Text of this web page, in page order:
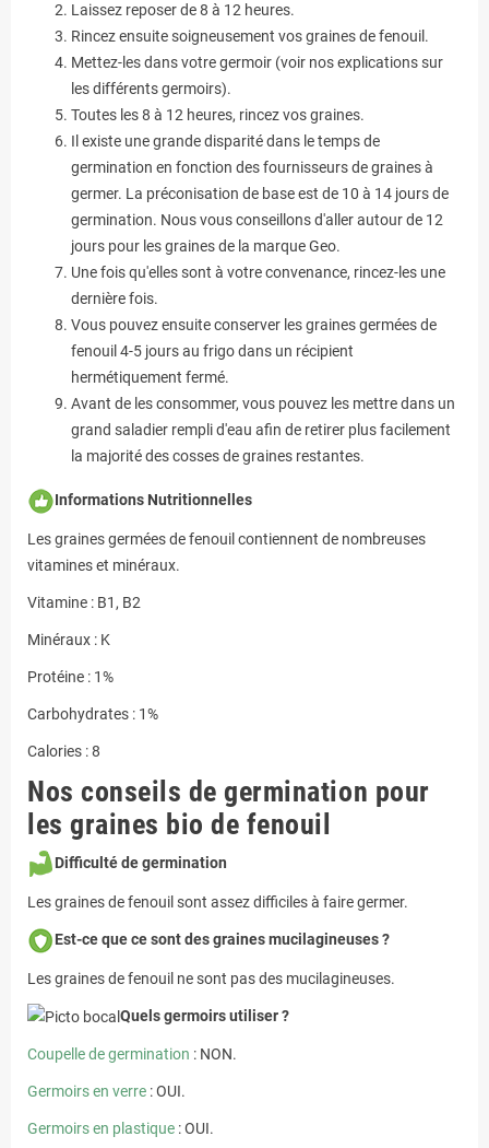
Laissez reposer de 8 à 12 heures.
Rincez ensuite soigneusement vos graines de fenouil.
Mettez-les dans votre germoir (voir nos explications sur
les différents germoirs).
Toutes les 8 à 12 heures, rincez vos graines.
Il existe une grande disparité dans le temps de
germination en fonction des fournisseurs de graines à
germer. La préconisation de base est de 10 à 14 jours de
germination. Nous vous conseillons d'aller autour de 12
jours pour les graines de la marque Geo.
Une fois qu'elles sont à votre convenance, rincez-les une
dernière fois.
Vous pouvez ensuite conserver les graines germées de
fenouil 4-5 jours au frigo dans un récipient
hermétiquement fermé.
Avant de les consommer, vous pouvez les mettre dans un
grand saladier rempli d'eau afin de retirer plus facilement
la majorité des cosses de graines restantes.
Informations Nutritionnelles
Les graines germées de fenouil contiennent de nombreuses
vitamines et minéraux.
Vitamine : B1, B2
Minéraux : K
Protéine : 1%
Carbohydrates : 1%
Calories : 8
Nos conseils de germination pour
les graines bio de fenouil
Difficulté de germination
Les graines de fenouil sont assez difficiles à faire germer.
Est-ce que ce sont des graines mucilagineuses ?
Les graines de fenouil ne sont pas des mucilagineuses.
Quels germoirs utiliser ?
Coupelle de germination : NON.
Germoirs en verre : OUI.
Germoirs en plastique : OUI.